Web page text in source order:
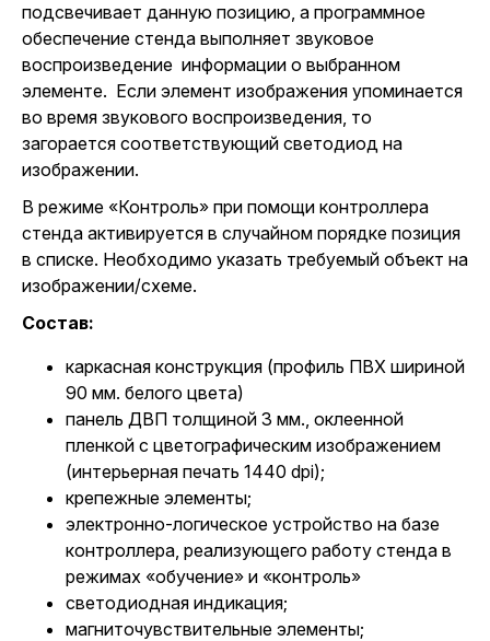
подсвечивает данную позицию, а программное
обеспечение стенда выполняет звуковое
воспроизведение информации о выбранном
элементе. Если элемент изображения упоминается
во время звукового воспроизведения, то
загорается соответствующий светодиод на
изображении.
В режиме «Контроль» при помощи контроллера
стенда активируется в случайном порядке позиция
в списке. Необходимо указать требуемый объект на
изображении/схеме.
Состав:
каркасная конструкция (профиль ПВХ шириной
90 мм. белого цвета)
панель ДВП толщиной 3 мм., оклеенной
пленкой с цветографическим изображением
(интерьерная печать 1440 dpi);
крепежные элементы;
электронно-логическое устройство на базе
контроллера, реализующего работу стенда в
режимах «обучение» и «контроль»
светодиодная индикация;
магниточувствительные элементы;